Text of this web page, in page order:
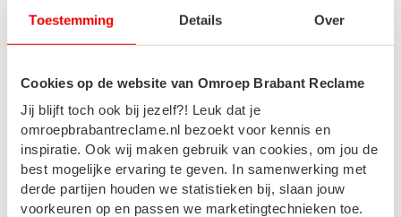
Toestemming Details Over
Cookies op de website van Omroep Brabant Reclame
Jij blijft toch ook bij jezelf?! Leuk dat je
omroepbrabantreclame.nl bezoekt voor kennis en
inspiratie. Ook wij maken gebruik van cookies, om jou de
best mogelijke ervaring te geven. In samenwerking met
derde partijen houden we statistieken bij, slaan jouw
voorkeuren op en passen we marketingtechnieken toe.
Bereik van reclame
Online en offline marketing
Video banner
Online video marketing